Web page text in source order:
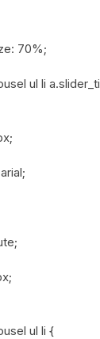
70%;
ul li
ul li {